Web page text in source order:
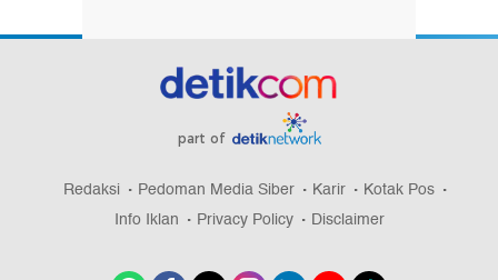
part of
Redaksi Pedoman Media Siber Karir
Kotak Pos
Info Iklan
Privacy Policy Disclaimer